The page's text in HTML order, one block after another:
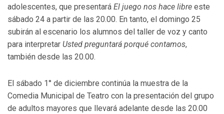
adolescentes, que presentará El juego nos hace libre este
sábado 24 a partir de las 20.00. En tanto, el domingo 25
subirán al escenario los alumnos del taller de voz y canto
para interpretar Usted preguntará porqué contamos,
también desde las 20.00.
El sábado 1° de diciembre continúa la muestra de la
Comedia Municipal de Teatro con la presentación del grupo
de adultos mayores que llevará adelante desde las 20.00